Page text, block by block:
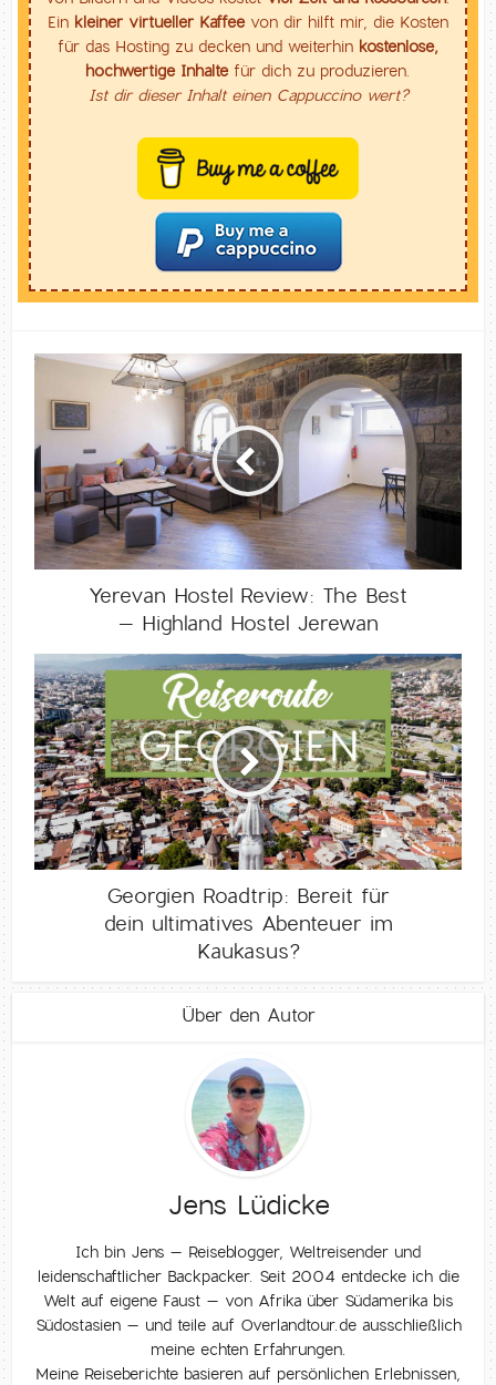
Ein kleiner virtueller Kaffeevon dir hilft mir, die Kosten
für das Hosting zu decken und weiterhin kostenlose,
hochwertige Inhaltefür dich zu produzieren.
Ist dir dieser Inhalt einen Cappuccino wert?
Yerevan Hostel Review: The Best
– Highland Hostel Jerewan
Georgien Roadtrip: Bereit für
dein ultimatives Abenteuer im
Kaukasus?
Über den Autor
Jens Lüdicke
Ich bin Jens – Reiseblogger, Weltreisender und
leidenschaftlicher Backpacker. Seit 2004 entdecke ich die
Welt auf eigene Faust – von Afrika über Südamerika bis
Südostasien – und teile auf Overlandtour.de ausschließlich
meine echten Erfahrungen.
Meine Reiseberichte basieren auf persönlichen Erlebnissen,